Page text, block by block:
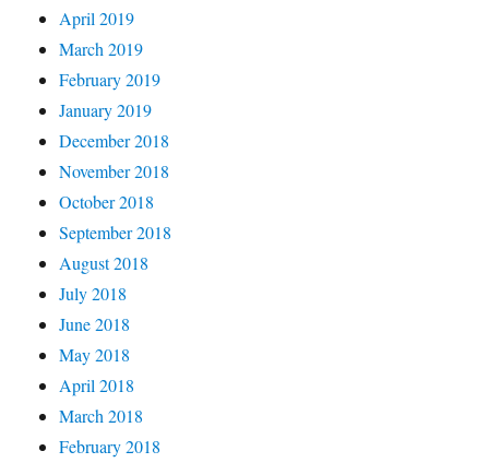
April 2019
March 2019
February 2019
January 2019
December 2018
November 2018
October 2018
September 2018
August 2018
July 2018
June 2018
May 2018
April 2018
March 2018
February 2018